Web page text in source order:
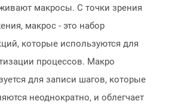
макросы. С точки зрения
макрос - это набор
которые используются для
процессов. Макро
для записи шагов, которые
неоднократно, и облегчает